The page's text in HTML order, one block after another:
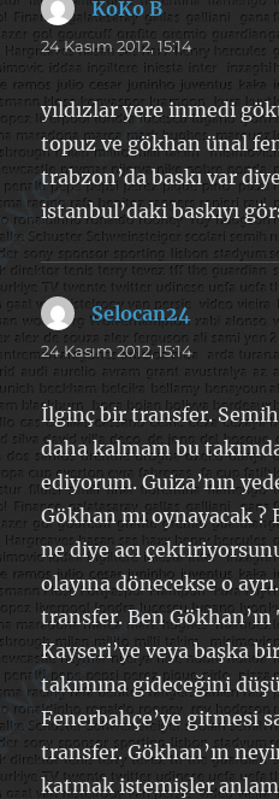
KoKo B dedi
ki:
24 Kasım 2012, 15:14
yıldızlar yere inmedi
topuz ve gökhan ünal
trabzon’da baskı var
istanbul’daki baskıyı
Selocan24 dedi
ki:
24 Kasım 2012, 15:14
İlginç bir transfer.
daha kalmam bu
ediyorum. Guiza’nın
Gökhan mı oynayacak ?
ne diye acı
olayına dönecekse o
transfer. Ben
Kayseri’ye veya başka
takımına gideceğini
Fenerbahçe’ye gitmesi
transfer. Gökhan’ın
katmak istemişler